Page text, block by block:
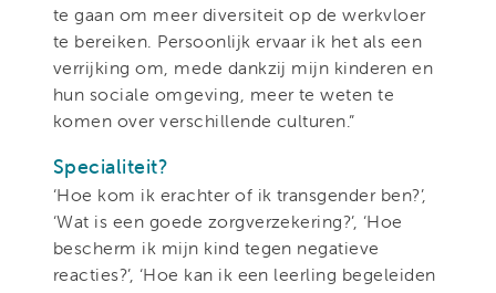
te gaan om meer diversiteit op de werkvloer
te bereiken. Persoonlijk ervaar ik het als een
verrijking om, mede dankzij mijn kinderen en
hun sociale omgeving, meer te weten te
komen over verschillende culturen.”
Specialiteit?
‘Hoe kom ik erachter of ik transgender ben?’,
‘Wat is een goede zorgverzekering?’, ‘Hoe
bescherm ik mijn kind tegen negatieve
reacties?’, ‘Hoe kan ik een leerling begeleiden